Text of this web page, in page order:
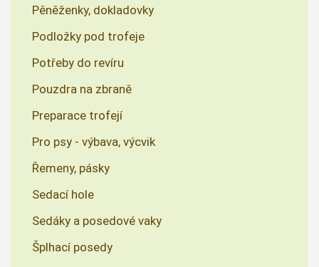
Pěněženky, dokladovky
Podložky pod trofeje
Potřeby do revíru
Pouzdra na zbraně
Preparace trofejí
Pro psy - výbava, výcvik
Řemeny, pásky
Sedací hole
Sedáky a posedové vaky
Šplhací posedy